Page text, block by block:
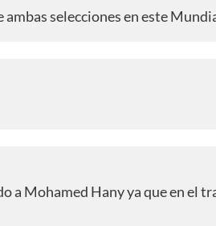
selecciones en este
a Mohamed Hany ya que en el